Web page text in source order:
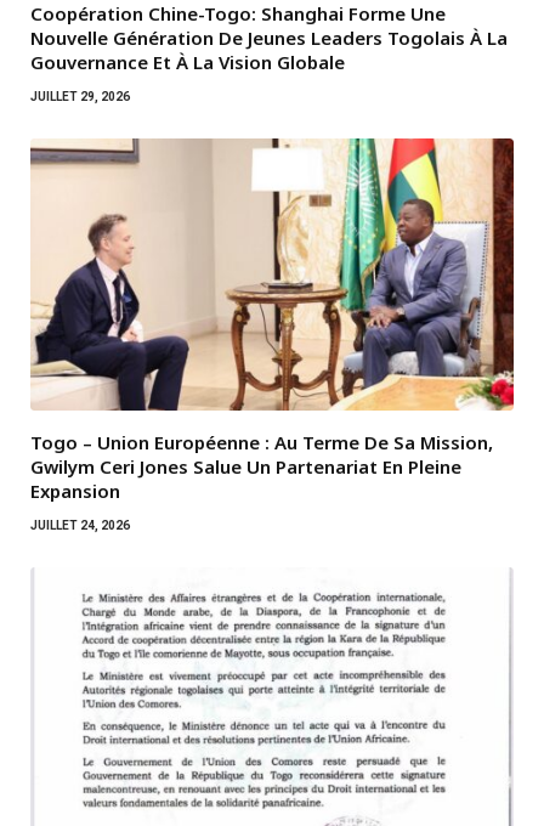
Coopération Chine-Togo: Shanghai Forme Une
Nouvelle Génération De Jeunes Leaders Togolais À La
Gouvernance Et À La Vision Globale
JUILLET 29, 2026
Togo – Union Européenne : Au Terme De Sa Mission,
Gwilym Ceri Jones Salue Un Partenariat En Pleine
Expansion
JUILLET 24, 2026